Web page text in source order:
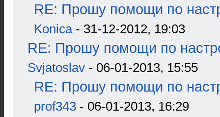
RE: Прошу помощи по
Konica- 31-12-2012, 19:03
RE: Прошу помощи по
Svjatoslav - 06-01-2013, 15:55
RE: Прошу помощи по
prof343 - 06-01-2013, 16:29